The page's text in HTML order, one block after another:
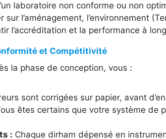
laboratoire non conforme ou non
sur l’aménagement, l’environnement
l’accréditation et la performance à
et Compétitivité
la phase de conception, vous :
sont corrigées sur papier, avant
êtes certains que votre système de
: Chaque dirham dépensé en